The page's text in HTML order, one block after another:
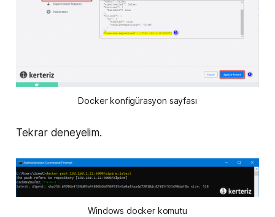
Docker konfigürasyon sayfası
Tekrar deneyelim.
Windows docker komutu